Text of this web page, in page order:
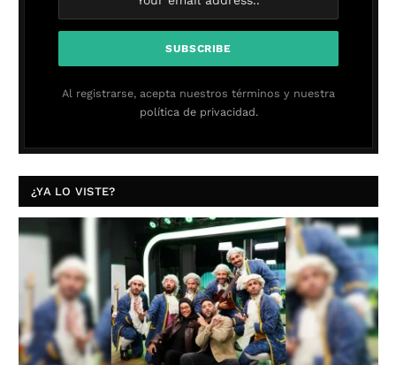
Al registrarse, acepta nuestros términos y nuestra
política de privacidad.
¿YA LO VISTE?